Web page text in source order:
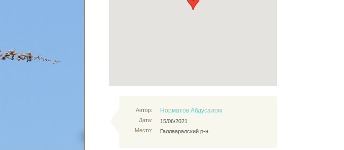
Автор:
Дата:
Место:
Норматов Абдусалом
15/06/2021
Галлааралский р-н